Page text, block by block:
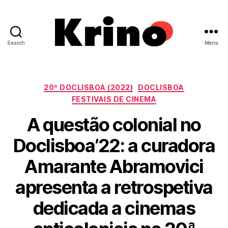
Search Menu
Categorias
20º DOCLISBOA (2022)
DOCLISBOA
FESTIVAIS DE CINEMA
A questão colonial no
Doclisboa’22: a curadora
Amarante Abramovici
apresenta a retrospetiva
dedicada a cinemas